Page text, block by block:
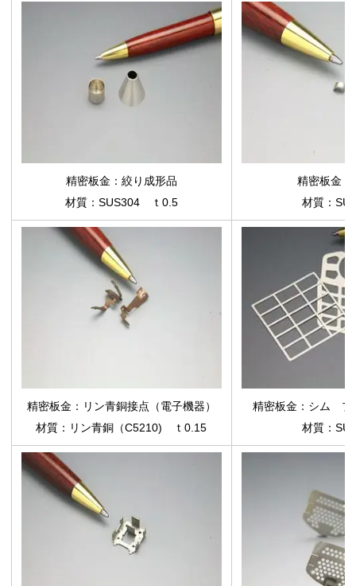
精密板金：絞り成形品
材質：SUS304 ｔ0.5
精密板金：
材質：
精密板金：リン青銅接点（電子機器）
材質：リン青銅（C5210) ｔ0.15
精密板金：シム プ
材質：